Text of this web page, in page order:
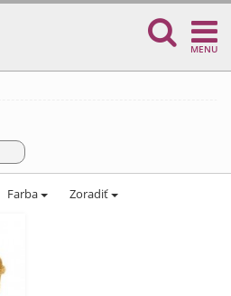
MENU
Farba Zoradiť